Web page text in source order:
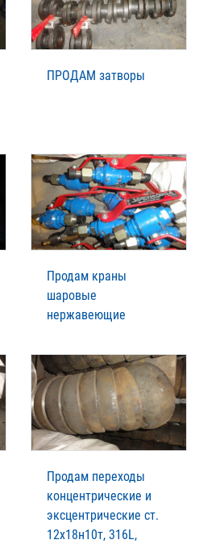
ПРОДАМ затворы
Продам краны
шаровые
нержавеющие
Продам переходы
концентрические и
эксцентрические ст.
12х18н10т, 316L,